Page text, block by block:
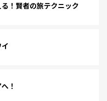
！賢者の旅テクニック
！